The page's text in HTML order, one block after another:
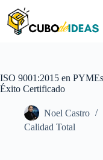
contenido
ISO 9001:2015 en
Éxito Certificado
Noel Castro
Calidad Total